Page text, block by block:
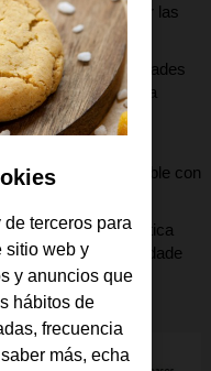
y estructurar las
diaria.
diferentes actividades
que conforman la
trabajar con ella
el ordenador.
y es compatible con
Centro de Informática
de la Universidade
Agenda
terceros para
sitio web y
y anuncios que
hábitos de
frecuencia
más, echa